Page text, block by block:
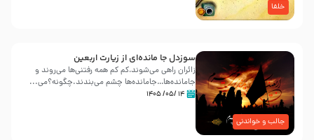
خلفا
جالب و خواندنی
سوزدل جا مانده‌ای از زیارت اربعین
زائران راهی می‌شوند،کم‌ کم همه رفتنی‌ها می‌روند و
جامانده‌ها…جامانده‌ها چشم می‌بندند.چگونه؟می‌...
۱۴ /۰۵/ ۱۴۰۵